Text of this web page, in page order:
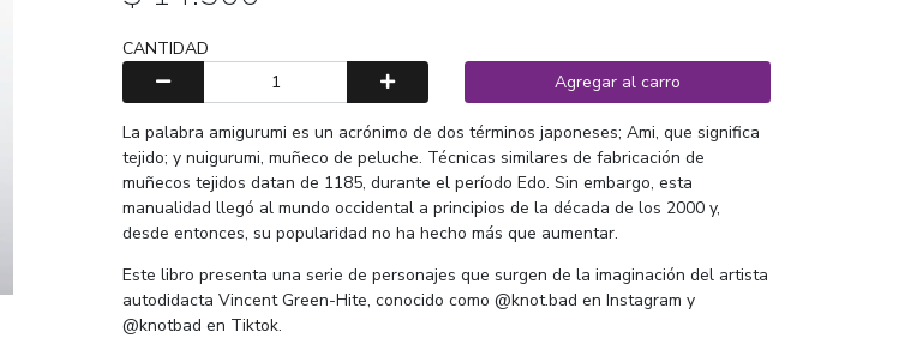
CANTIDAD
Agregar al carro
La palabra amigurumi es un acrónimo de dos términos japoneses; Ami, que significa
tejido; y nuigurumi, muñeco de peluche. Técnicas similares de fabricación de
muñecos tejidos datan de 1185, durante el período Edo. Sin embargo, esta
manualidad llegó al mundo occidental a principios de la década de los 2000 y,
desde entonces, su popularidad no ha hecho más que aumentar.
Este libro presenta una serie de personajes que surgen de la imaginación del artista
autodidacta Vincent Green-Hite, conocido como @knot.bad en Instagram y
@knotbad en Tiktok.